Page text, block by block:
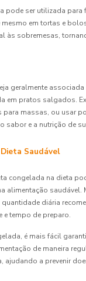
pode ser utilizada para
em tortas e
às sobremesas,
geralmente
em pratos salgados.
massas, ou usar
sabor e a nutrição de
Saudável
congelada na dieta
alimentação saudável.
diária
e tempo de preparo.
é mais fácil
de maneira
ajudando a prevenir